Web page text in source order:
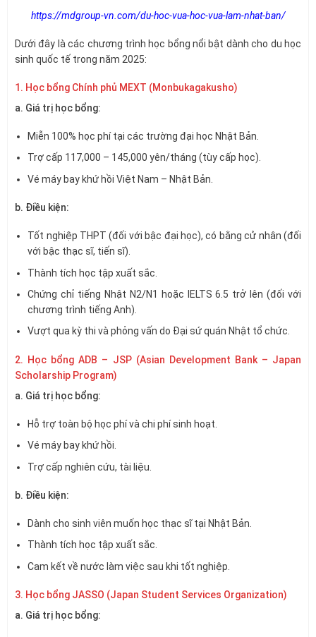
https://mdgroup-vn.com/du-hoc-vua-hoc-vua-lam-nhat-ban/
Dưới đây là các chương trình học bổng nổi bật dành cho du học
sinh quốc tế trong năm 2025:
1. Học bổng Chính phủ MEXT (Monbukagakusho)
a. Giá trị học bổng:
Miễn 100% học phí tại các trường đại học Nhật Bản.
Trợ cấp 117,000 – 145,000 yên/tháng (tùy cấp học).
Vé máy bay khứ hồi Việt Nam – Nhật Bản.
b. Điều kiện:
Tốt nghiệp THPT (đối với bậc đại học), có bằng cử nhân (đối
với bậc thạc sĩ, tiến sĩ).
Thành tích học tập xuất sắc.
Chứng chỉ tiếng Nhật N2/N1 hoặc IELTS 6.5 trở lên (đối với
chương trình tiếng Anh).
Vượt qua kỳ thi và phỏng vấn do Đại sứ quán Nhật tổ chức.
2. Học bổng ADB – JSP (Asian Development Bank – Japan
Scholarship Program)
a. Giá trị học bổng:
Hỗ trợ toàn bộ học phí và chi phí sinh hoạt.
Vé máy bay khứ hồi.
Trợ cấp nghiên cứu, tài liệu.
b. Điều kiện:
Dành cho sinh viên muốn học thạc sĩ tại Nhật Bản.
Thành tích học tập xuất sắc.
Cam kết về nước làm việc sau khi tốt nghiệp.
3. Học bổng JASSO (Japan Student Services Organization)
a. Giá trị học bổng: